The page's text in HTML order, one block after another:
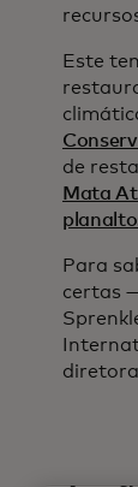
Este
de
Mata
Para
certas